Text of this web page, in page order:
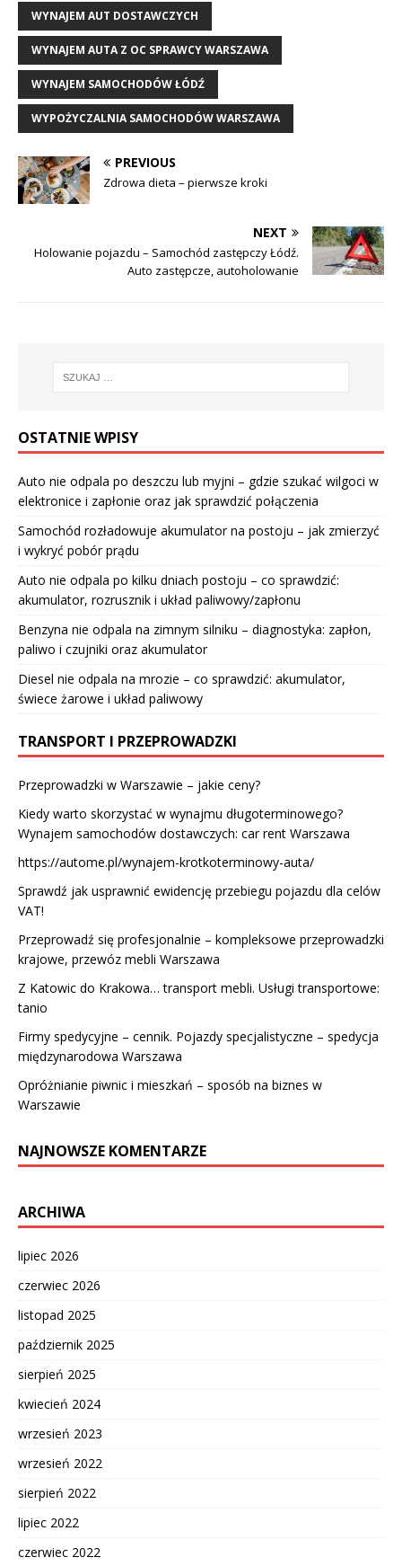
WYNAJEM AUT DOSTAWCZYCH
WYNAJEM AUTA Z OC SPRAWCY WARSZAWA
WYNAJEM SAMOCHODÓW ŁÓDŹ
WYPOŻYCZALNIA SAMOCHODÓW WARSZAWA
PREVIOUS
Zdrowa dieta – pierwsze kroki
NEXT
Holowanie pojazdu – Samochód zastępczy Łódź.
Auto zastępcze, autoholowanie
OSTATNIE WPISY
Auto nie odpala po deszczu lub myjni – gdzie szukać wilgoci w
elektronice i zapłonie oraz jak sprawdzić połączenia
Samochód rozładowuje akumulator na postoju – jak zmierzyć
i wykryć pobór prądu
Auto nie odpala po kilku dniach postoju – co sprawdzić:
akumulator, rozrusznik i układ paliwowy/zapłonu
Benzyna nie odpala na zimnym silniku – diagnostyka: zapłon,
paliwo i czujniki oraz akumulator
Diesel nie odpala na mrozie – co sprawdzić: akumulator,
świece żarowe i układ paliwowy
TRANSPORT I PRZEPROWADZKI
Przeprowadzki w Warszawie – jakie ceny?
Kiedy warto skorzystać w wynajmu długoterminowego?
Wynajem samochodów dostawczych: car rent Warszawa
https://autome.pl/wynajem-krotkoterminowy-auta/
Sprawdź jak usprawnić ewidencję przebiegu pojazdu dla celów
VAT!
Przeprowadź się profesjonalnie – kompleksowe przeprowadzki
krajowe, przewóz mebli Warszawa
Z Katowic do Krakowa… transport mebli. Usługi transportowe:
tanio
Firmy spedycyjne – cennik. Pojazdy specjalistyczne – spedycja
międzynarodowa Warszawa
Opróżnianie piwnic i mieszkań – sposób na biznes w
Warszawie
NAJNOWSZE KOMENTARZE
ARCHIWA
lipiec 2026
czerwiec 2026
listopad 2025
październik 2025
sierpień 2025
kwiecień 2024
wrzesień 2023
wrzesień 2022
sierpień 2022
lipiec 2022
czerwiec 2022